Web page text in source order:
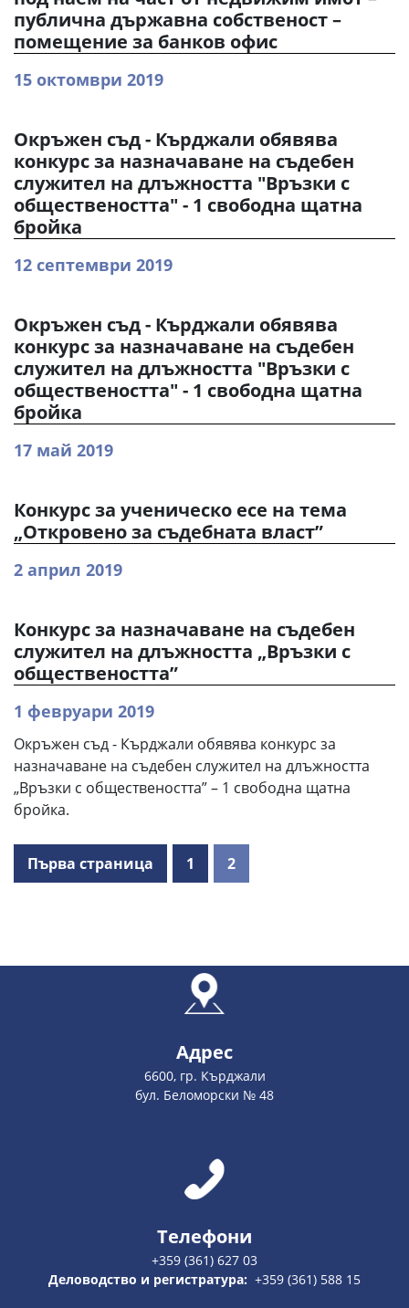
публична държавна собственост –
помещение за банков офис
15 октомври 2019
Окръжен съд - Кърджали обявява
конкурс за назначаване на съдебен
служител на длъжността "Връзки с
обществеността" - 1 свободна щатна
бройка
12 септември 2019
Окръжен съд - Кърджали обявява
конкурс за назначаване на съдебен
служител на длъжността "Връзки с
обществеността" - 1 свободна щатна
бройка
17 май 2019
Конкурс за ученическо есе на тема
„Откровено за съдебната власт”
2 април 2019
Конкурс за назначаване на съдебен
служител на длъжността „Връзки с
обществеността”
1 февруари 2019
Окръжен съд - Кърджали обявява конкурс за
назначаване на съдебен служител на длъжността
„Връзки с обществеността” – 1 свободна щатна
бройка.
Първа страница 1 2
Адрес
6600, гр. Кърджали
бул. Беломорски № 48
Телефони
+359 (361) 627 03
Деловодство и регистратура: +359 (361) 588 15